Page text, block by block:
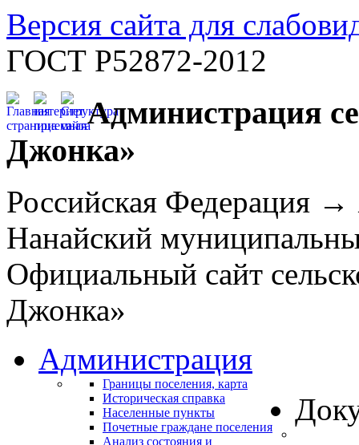
Версия сайта для
ГОСТ Р52872-2012
Администрация
Джонка»
Российская Федерация
Нанайский
Официальный сайт
Джонка»
Администрация
Границы поселения, карта
Историческая справка
Населенные пункты
Почетные граждане поселения
Анализ состояния и